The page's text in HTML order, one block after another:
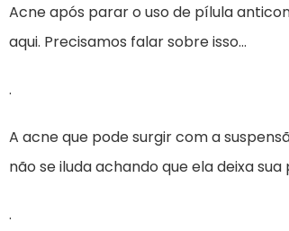
Acne após parar o uso de pílula
aqui. Precisamos falar sobre isso…
.
A acne que pode surgir com a
não se iluda achando que ela deixa sua
.